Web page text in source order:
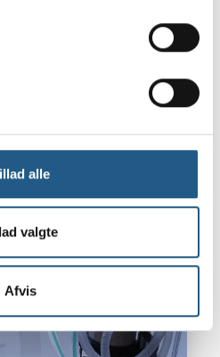
alle
valgte
Afvis